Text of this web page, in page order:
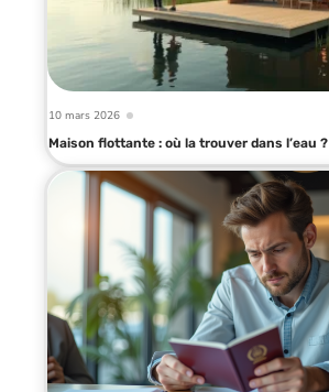
10 mars 2026
Maison flottante : où la trouver dans l’eau ?